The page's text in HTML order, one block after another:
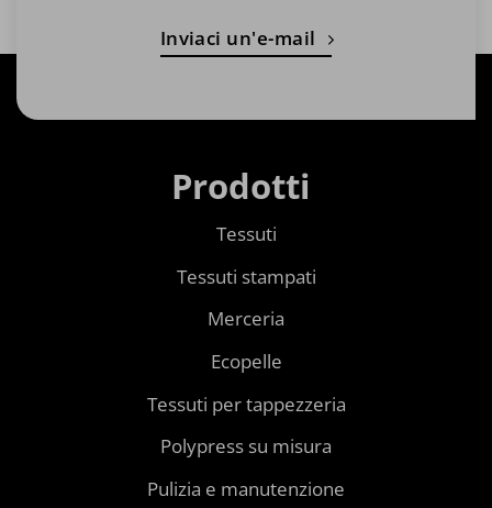
Inviaci un'e-mail
Prodotti
Tessuti
Tessuti stampati
Merceria
Ecopelle
Tessuti per tappezzeria
Polypress su misura
Pulizia e manutenzione